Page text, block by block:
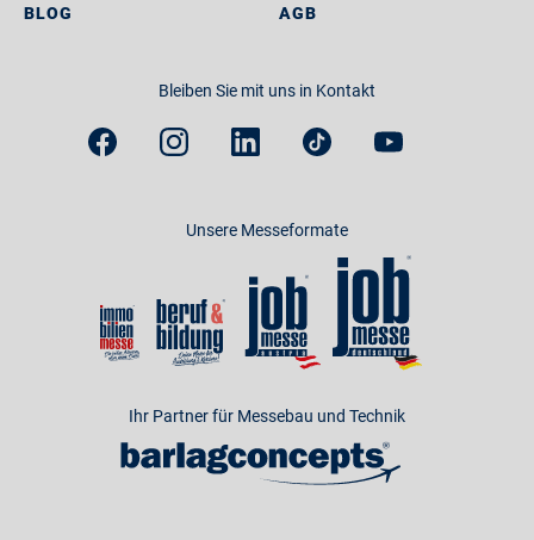
BLOG AGB
Bleiben Sie mit uns in Kontakt
Unsere Messeformate
Ihr Partner für Messebau und Technik